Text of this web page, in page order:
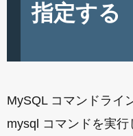
指定する
MySQL コマンドライ
mysql コマンドを実